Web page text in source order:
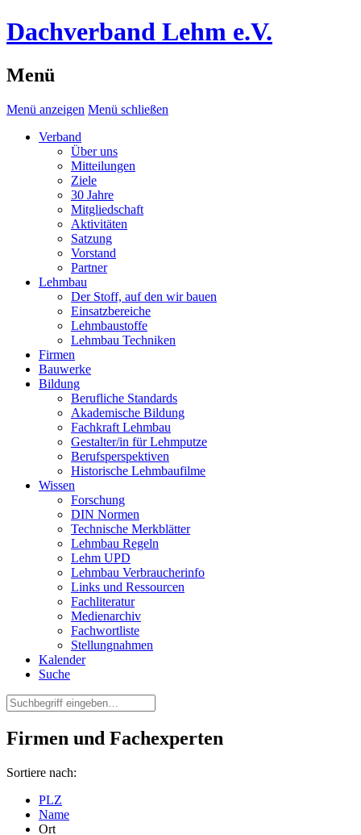
Dachverband Lehm e.V.
Menü
Menü anzeigen Menü schließen
Verband
Über uns
Mitteilungen
Ziele
30 Jahre
Mitgliedschaft
Aktivitäten
Satzung
Vorstand
Partner
Lehmbau
Der Stoff, auf den wir bauen
Einsatzbereiche
Lehmbaustoffe
Lehmbau Techniken
Firmen
Bauwerke
Bildung
Berufliche Standards
Akademische Bildung
Fachkraft Lehmbau
Gestalter/in für Lehmputze
Berufsperspektiven
Historische Lehmbaufilme
Wissen
Forschung
DIN Normen
Technische Merkblätter
Lehmbau Regeln
Lehm UPD
Lehmbau Verbraucherinfo
Links und Ressourcen
Fachliteratur
Medienarchiv
Fachwortliste
Stellungnahmen
Kalender
Suche
Firmen und Fachexperten
Sortiere nach:
PLZ
Name
Ort